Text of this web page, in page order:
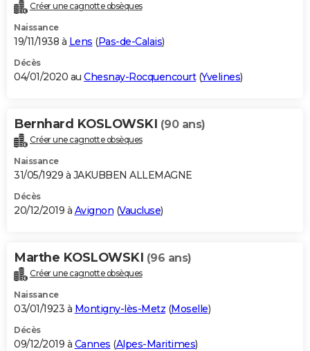
Créer une cagnotte obsèques
Naissance
19/11/1938 à Lens (Pas-de-Calais)
Décès
04/01/2020 au Chesnay-Rocquencourt(Yvelines)
Bernhard KOSLOWSKI (90 ans)
Créer une cagnotte obsèques
Naissance
31/05/1929 à JAKUBBEN ALLEMAGNE
Décès
20/12/2019 à Avignon (Vaucluse)
Marthe KOSLOWSKI (96 ans)
Créer une cagnotte obsèques
Naissance
03/01/1923 à Montigny-lès-Metz (Moselle)
Décès
09/12/2019 à Cannes (Alpes-Maritimes)